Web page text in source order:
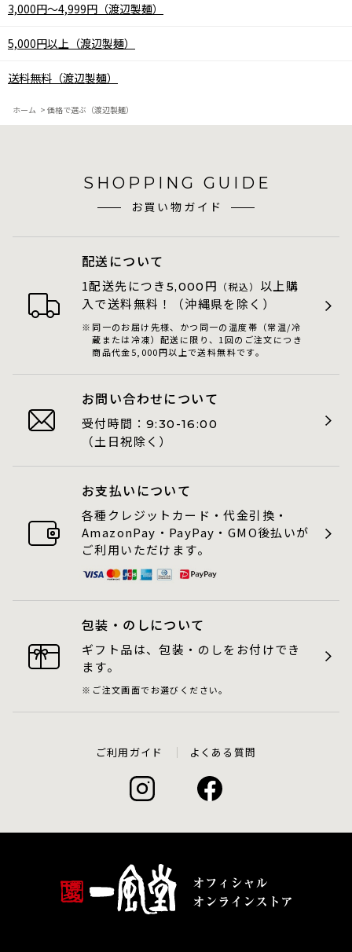
3,000円～4,999円（渡辺製麺）
5,000円以上（渡辺製麺）
送料無料（渡辺製麺）
ホーム > 価格で選ぶ（渡辺製麺）
SHOPPING GUIDE
お買い物ガイド
配送について
1配送先につき 5,000 円 （税込） 以上購
入で送料無料！（沖縄県を除く）
同一のお届け先様、かつ同一の温度帯（常温/冷
蔵または冷凍）配送に限り、1回のご注文につき
商品代金5,000円以上で送料無料です。
お問い合わせについて
受付時間： 9:30-16:00
（土日祝除く）
お支払いについて
各種クレジットカード・代金引換・
AmazonPay・PayPay・GMO後払いが
ご利用いただけます。
包装・のしについて
ギフト品は、包装・のしをお付けでき
ます。
ご注文画面でお選びください。
ご利用ガイド よくある質問